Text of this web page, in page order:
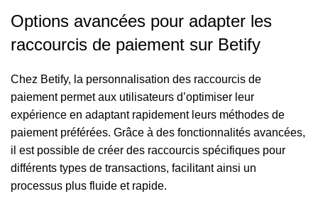
Options avancées pour adapter les
raccourcis de paiement sur Betify
Chez Betify, la personnalisation des raccourcis de
paiement permet aux utilisateurs d’optimiser leur
expérience en adaptant rapidement leurs méthodes de
paiement préférées. Grâce à des fonctionnalités avancées,
il est possible de créer des raccourcis spécifiques pour
différents types de transactions, facilitant ainsi un
processus plus fluide et rapide.